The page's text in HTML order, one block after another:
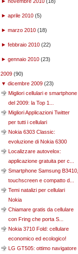
► aprile 2010 (5)
► marzo 2010 (18)
► febbraio 2010 (22)
► gennaio 2010 (23)
2009 (90)
▼ dicembre 2009 (23)
Migliori cellulari e smartphone
del 2009: la Top 1...
Migliori Applicazioni Twitter
per tutti i cellulari
Nokia 6303 Classic:
evoluzione di Nokia 6300
Localizzare autovelox:
applicazione gratuita per c...
Smartphone Samsung B3410,
touchscreen e compatto d...
Temi natalizi per cellulari
Nokia
Chiamare gratis da cellulare
con Fring che porta S...
Nokia 3710 Fold: cellulare
economico ed ecologico!
LG GT505: ottimo navigatore